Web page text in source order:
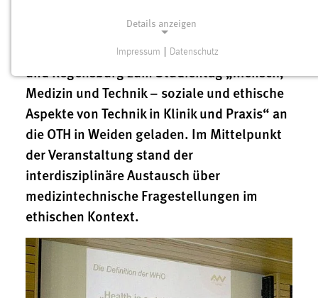
Studierende der Ostbayerischen
Technischen Hochschulen Amberg-Weiden
und Regensburg zum Studientag „Mensch,
Medizin und Technik – soziale und ethische
Aspekte von Technik in Klinik und Praxis“ an
die OTH in Weiden geladen. Im Mittelpunkt
der Veranstaltung stand der
interdisziplinäre Austausch über
medizintechnische Fragestellungen im
ethischen Kontext.
Details anzeigen
Notwendige Cookies ermöglichen grundlegende
Website erforderlich.
Einverständnis
Name:
cookie_consent
Zweck:
Dieser Cookie speichert die ausgewählten Einverständnis-
Optionen des Benutzers
Impressum Datenschutz